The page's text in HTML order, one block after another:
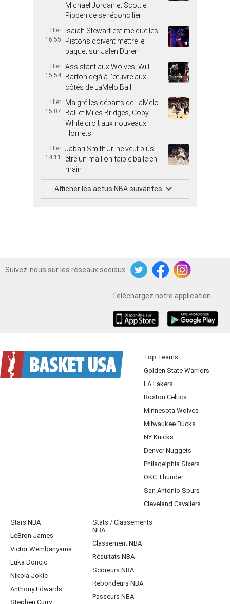
Michael Jordan et Scottie
Pippen de se réconcilier
Hier
16:55
Isaiah Stewart estime que les
Pistons doivent mettre le
paquet sur Jalen Duren
Hier
15:54
Assistant aux Wolves, Will
Barton déjà à l’œuvre aux
côtés de LaMelo Ball
Hier
15:07
Malgré les départs de LaMelo
Ball et Miles Bridges, Coby
White croit aux nouveaux
Hornets
Hier
14:11
Jabari Smith Jr. ne veut plus
être un maillon faible balle en
main
Afficher les actus NBA suivantes
Suivez-nous sur les réseaux sociaux
TwitterFacebookInstagram
Téléchargez notre application
Top Teams
Golden State Warriors
LA Lakers
Boston Celtics
Minnesota Wolves
Milwaukee Bucks
NY Knicks
Denver Nuggets
Philadelphia Sixers
OKC Thunder
San Antonio Spurs
Cleveland Cavaliers
Stars NBA
LeBron James
Victor Wembanyama
Luka Doncic
Nikola Jokic
Anthony Edwards
Stephen Curry
Stats / Classements
NBA
Classement NBA
Résultats NBA
Scoreurs NBA
Rebondeurs NBA
Passeurs NBA